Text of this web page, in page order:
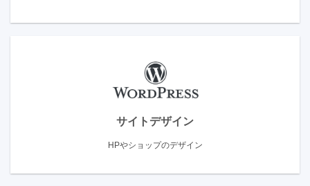
サイトデザイン
HPやショップのデザイン